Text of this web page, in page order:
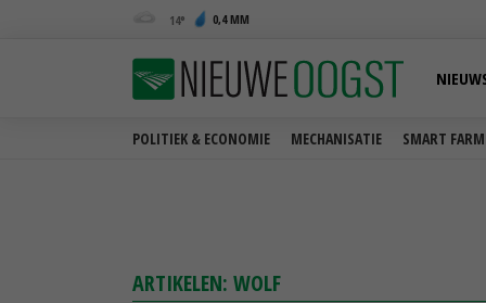
14 0,4 MM
POLITIEK & ECONOMIE MECHANISATIE SMART
ARTIKELEN: WOLF